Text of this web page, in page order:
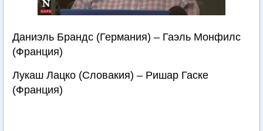
Даниэль Брандс (Германия) – Гаэль Монфилс
(Франция)
Лукаш Лацко (Словакия) – Ришар Гаске
(Франция)